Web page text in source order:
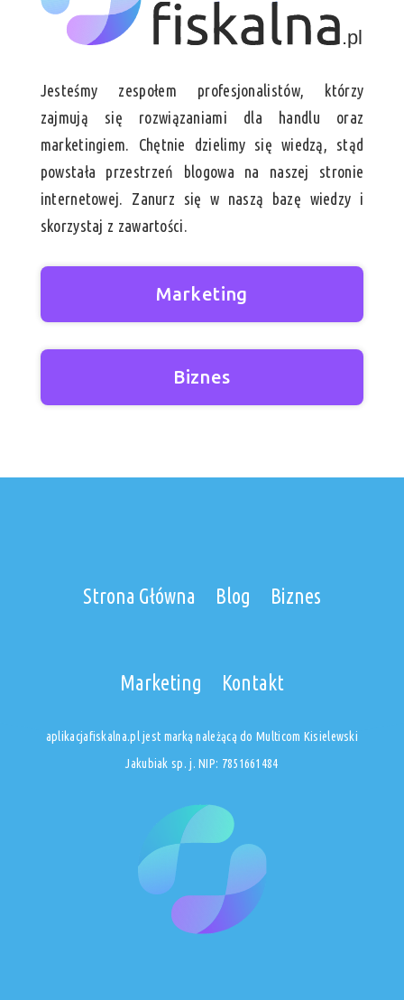
Jesteśmy zespołem profesjonalistów, którzy
zajmują się rozwiązaniami dla handlu oraz
marketingiem. Chętnie dzielimy się wiedzą, stąd
powstała przestrzeń blogowa na naszej stronie
internetowej. Zanurz się w naszą bazę wiedzy i
skorzystaj z zawartości.
Marketing
Biznes
Strona Główna Blog Biznes
Marketing Kontakt
aplikacjafiskalna.pl jest marką należącą do Multicom Kisielewski
Jakubiak sp. j. NIP: 7851661484